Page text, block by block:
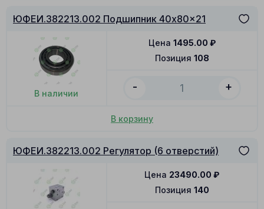
ЮФЕИ.382213.002 Подшипник 40x80x21
В наличии
Позиция 108
Цена 1495.00 ₽
- +
В корзину
ЮФЕИ.382213.002 Регулятор (6 отверстий)
Позиция 140
Цена 23490.00 ₽